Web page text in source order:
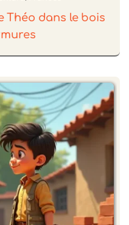
Théo dans le bois